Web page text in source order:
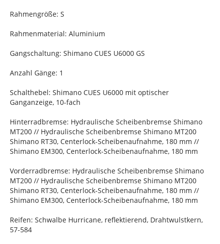
Rahmengröße: S
Rahmenmaterial: Aluminium
Gangschaltung: Shimano CUES U6000 GS
Anzahl Gänge: 1
Schalthebel: Shimano CUES U6000 mit optischer
Ganganzeige, 10-fach
Hinterradbremse: Hydraulische Scheibenbremse Shimano
MT200 // Hydraulische Scheibenbremse Shimano MT200
Shimano RT30, Centerlock-Scheibenaufnahme, 180 mm //
Shimano EM300, Centerlock-Scheibenaufnahme, 180 mm
Vorderradbremse: Hydraulische Scheibenbremse Shimano
MT200 // Hydraulische Scheibenbremse Shimano MT200
Shimano RT30, Centerlock-Scheibenaufnahme, 180 mm //
Shimano EM300, Centerlock-Scheibenaufnahme, 180 mm
Reifen: Schwalbe Hurricane, reflektierend, Drahtwulstkern,
57-584